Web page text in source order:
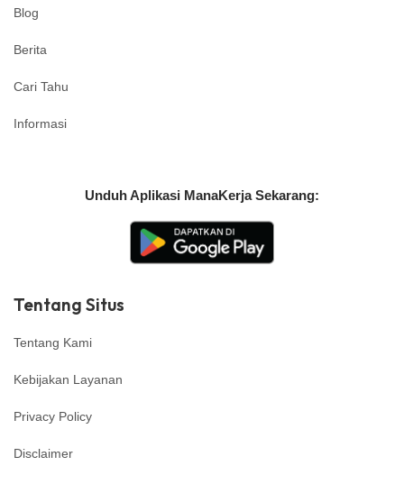
Blog
Berita
Cari Tahu
Informasi
Unduh Aplikasi ManaKerja Sekarang:
Tentang Situs
Tentang Kami
Kebijakan Layanan
Privacy Policy
Disclaimer